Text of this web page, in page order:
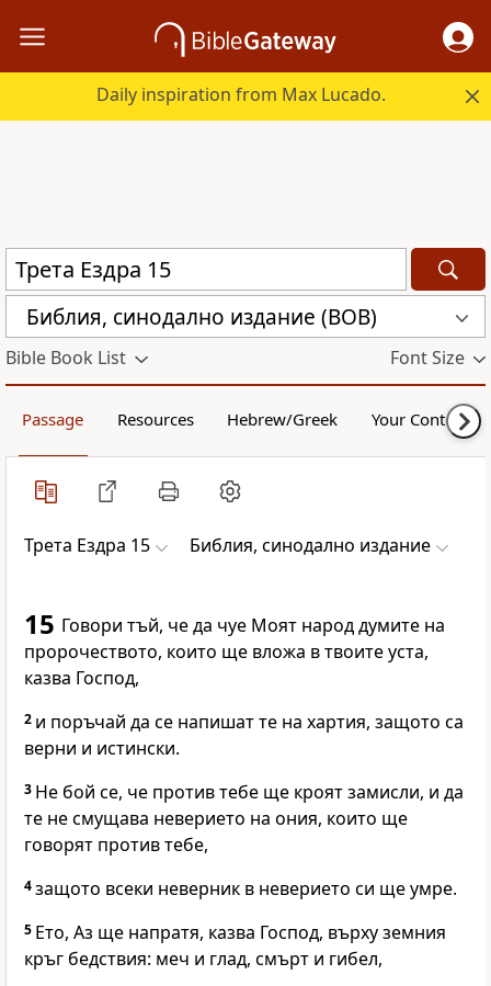
Daily inspiration from Max Lucado.
Библия, синодално издание (BOB)
Bible Book List Font Size
Passage Resources Hebrew/Greek Your Content
Трета Ездра 15 Библия, синодално издание
15 Говори тъй, че да чуе Моят народ думите на
пророчеството, които ще вложа в твоите уста,
казва Господ,
2 и поръчай да се напишат те на хартия, защото са
верни и истински.
3 Не бой се, че против тебе ще кроят замисли, и да
те не смущава неверието на ония, които ще
говорят против тебе,
4защото всеки неверник в неверието си ще умре.
5 Ето, Аз ще напратя, казва Господ, върху земния
кръг бедствия: меч и глад, смърт и гибел,